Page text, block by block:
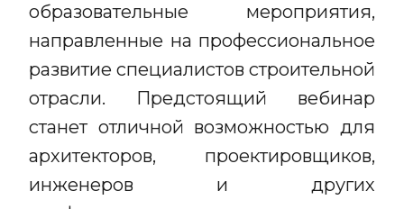
образовательные мероприятия,
направленные на профессиональное
развитие специалистов строительной
отрасли. Предстоящий вебинар
станет отличной возможностью для
архитекторов, проектировщиков,
инженеров и других